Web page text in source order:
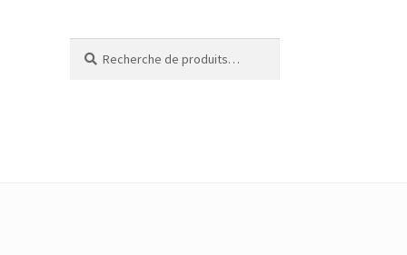
pour :